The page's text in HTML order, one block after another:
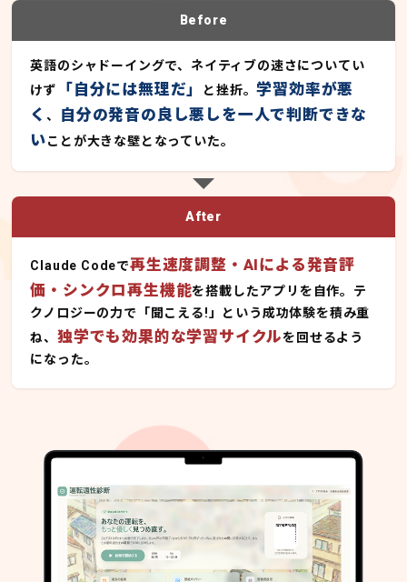
Before
英語のシャドーイングで、ネイティブの速さについてい
けず
「自分には無理だ」 と挫折。学習効率が悪
く、
自分の発音の良し悪しを一人で判断できな
いことが大きな壁となっていた。
After
Claude Codeで再生速度調整・AIによる発音評
価・シンクロ再生機能を搭載したアプリを自作。テ
クノロジーの力で「聞こえる!」という成功体験を積み重
ね、独学でも効果的な学習サイクルを回せるよう
になった。